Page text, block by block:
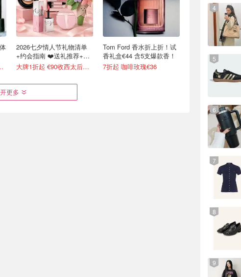
德仅1家
2026七夕情人节礼物清单
+约会指南 ❤️送礼推荐+折
扣汇总
大牌1折起 €90收西太后土星耳钉
Tom Ford 香水折上折！试
香礼盒€44 含5支爆款香！
7折起 咖啡玫瑰€36
更多